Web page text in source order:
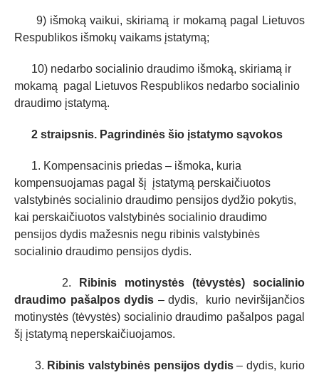
9) išmoką vaikui, skiriamą ir mokamą pagal Lietuvos
Respublikos išmokų vaikams įstatymą;
10) nedarbo socialinio draudimo išmoką, skiriamą ir
mokamą pagal Lietuvos Respublikos nedarbo socialinio
draudimo įstatymą.
2 straipsnis. Pagrindinės šio įstatymo sąvokos
1. Kompensacinis priedas – išmoka, kuria
kompensuojamas pagal šį įstatymą perskaičiuotos
valstybinės socialinio draudimo pensijos dydžio pokytis,
kai perskaičiuotos valstybinės socialinio draudimo
pensijos dydis mažesnis negu ribinis valstybinės
socialinio draudimo pensijos dydis.
2.
Ribinis motinystės (tėvystės) socialinio
draudimo pašalpos dydis – dydis, kurio neviršijančios
motinystės (tėvystės) socialinio draudimo pašalpos pagal
šį įstatymą neperskaičiuojamos.
3. Ribinis valstybinės pensijos dydis– dydis, kurio